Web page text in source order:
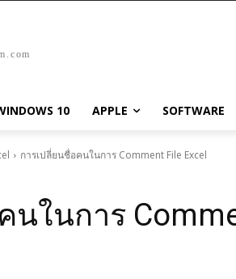
10 APPLE SOFTWARE
การเปลี่ยนชื่อคนในการ Comment File Excel
นในการ